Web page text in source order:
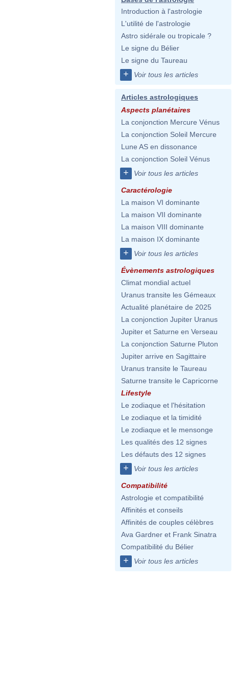
Introduction à l'astrologie
L'utilité de l'astrologie
Astro sidérale ou tropicale ?
Le signe du Bélier
Le signe du Taureau
+ Voir tous les articles
Articles astrologiques
Aspects planétaires
La conjonction Mercure Vénus
La conjonction Soleil Mercure
Lune AS en dissonance
La conjonction Soleil Vénus
+ Voir tous les articles
Caractérologie
La maison VI dominante
La maison VII dominante
La maison VIII dominante
La maison IX dominante
+ Voir tous les articles
Évènements astrologiques
Climat mondial actuel
Uranus transite les Gémeaux
Actualité planétaire de 2025
La conjonction Jupiter Uranus
Jupiter et Saturne en Verseau
La conjonction Saturne Pluton
Jupiter arrive en Sagittaire
Uranus transite le Taureau
Saturne transite le Capricorne
Lifestyle
Le zodiaque et l'hésitation
Le zodiaque et la timidité
Le zodiaque et le mensonge
Les qualités des 12 signes
Les défauts des 12 signes
+ Voir tous les articles
Compatibilité
Astrologie et compatibilité
Affinités et conseils
Affinités de couples célèbres
Ava Gardner et Frank Sinatra
Compatibilité du Bélier
+ Voir tous les articles